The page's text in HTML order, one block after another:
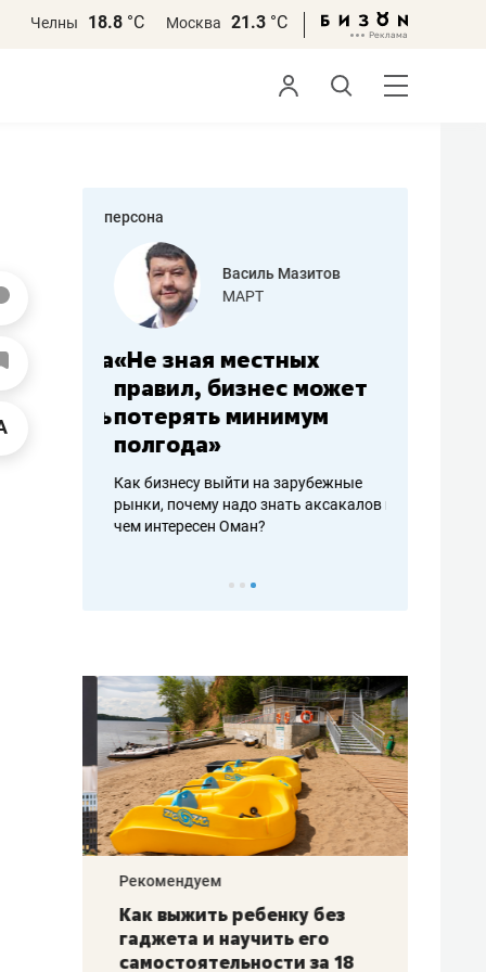
Челны 18.8 °С Москва 21.3 °С
персона
работа
Василь Мазитов
МАРТ
«Не зная местных
правил, бизнес может
потерять минимум
полгода»
Как бизнесу выйти на зарубежные
рынки, почему надо знать аксакалов и
чем интересен Оман?
Рекомендуем
Как выжить ребенку без
гаджета и научить его
самостоятельности за 18